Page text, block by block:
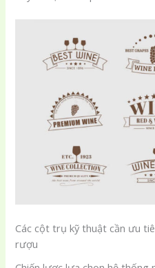
Các cột trụ kỹ thuật cần ưu
rượu